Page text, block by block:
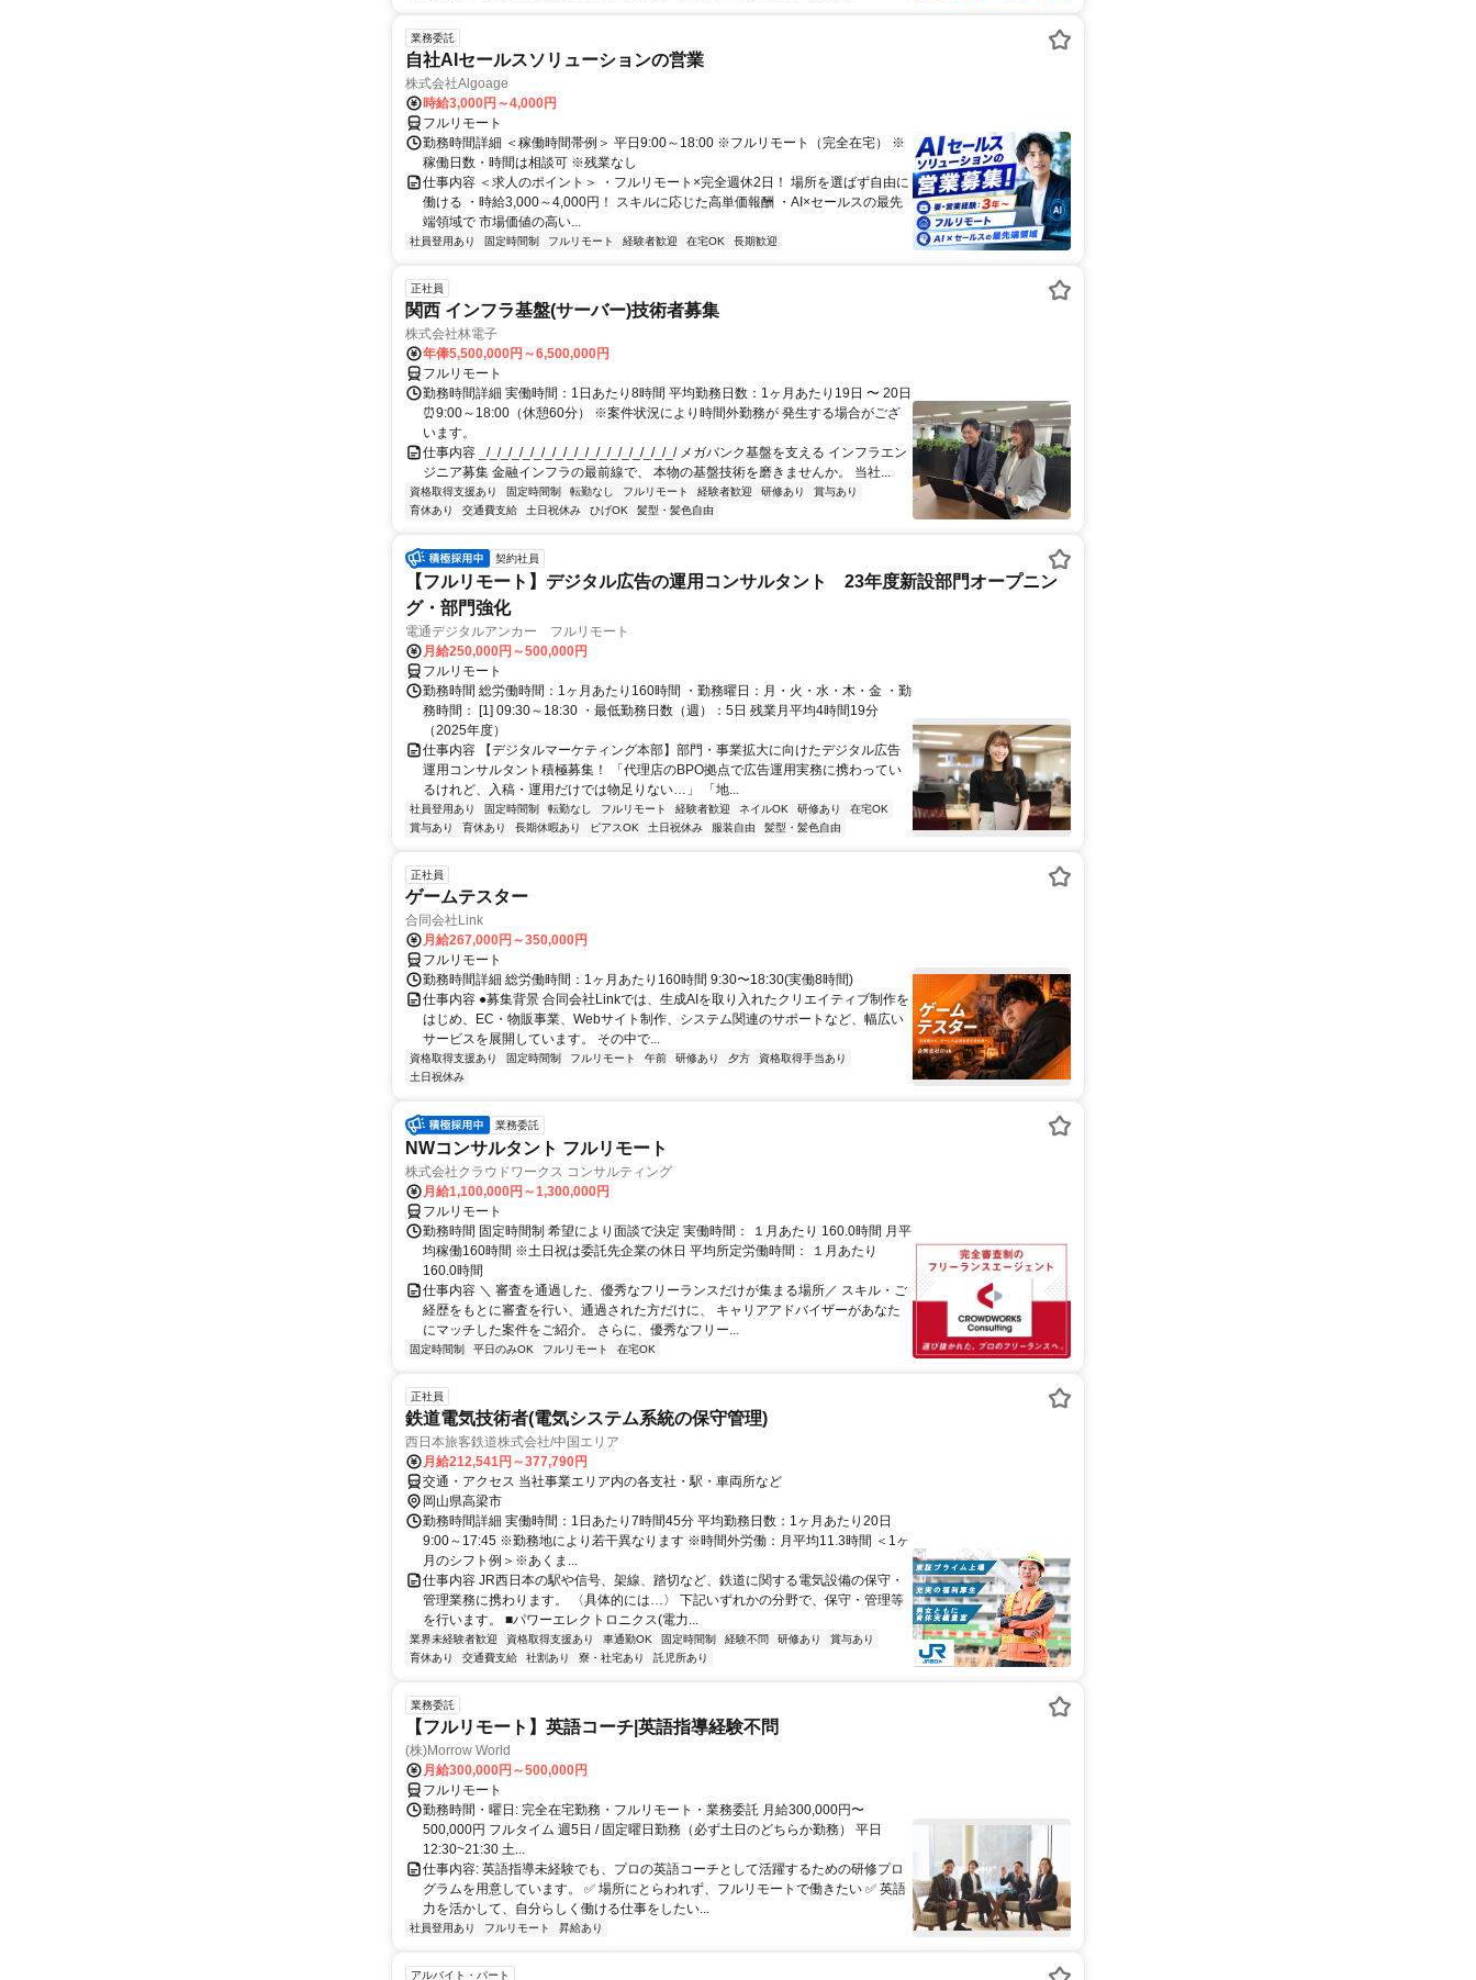
業務委託
自社AIセールスソリューションの営業
株式会社Algoage
時給3,000円～4,000円
フルリモート
勤務時間詳細 ＜稼働時間帯例＞ 平日9:00～18:00 ※フルリモート（完全在宅） ※
稼働日数・時間は相談可 ※残業なし
仕事内容 ＜求人のポイント＞ ・フルリモート×完全週休2日！ 場所を選ばず自由に
働ける ・時給3,000～4,000円！ スキルに応じた高単価報酬 ・AI×セールスの最先
端領域で 市場価値の高い...
社員登用あり 固定時間制 フルリモート 経験者歓迎 在宅OK 長期歓迎
正社員
関西 インフラ基盤(サーバー)技術者募集
株式会社林電子
年俸5,500,000円～6,500,000円
フルリモート
勤務時間詳細 実働時間：1日あたり8時間 平均勤務日数：1ヶ月あたり19日 〜 20日
⏰9:00～18:00（休憩60分） ※案件状況により時間外勤務が 発生する場合がござ
います。
仕事内容 _/_/_/_/_/_/_/_/_/_/_/_/_/_/_/_/_/_/ メガバンク基盤を支える インフラエン
ジニア募集 金融インフラの最前線で、 本物の基盤技術を磨きませんか。 当社...
資格取得支援あり 固定時間制 転勤なし フルリモート 経験者歓迎 研修あり
賞与あり
育休あり
交通費支給 土日祝休み ひげOK 髪型・髪色自由
契約社員
【フルリモート】デジタル広告の運用コンサルタント 23年度新設部門オープニン
グ・部門強化
電通デジタルアンカー フルリモート
月給250,000円～500,000円
フルリモート
勤務時間 総労働時間：1ヶ月あたり160時間 ・勤務曜日：月・火・水・木・金 ・勤
務時間： [1] 09:30～18:30 ・最低勤務日数（週）：5日 残業月平均4時間19分
（2025年度）
仕事内容 【デジタルマーケティング本部】部門・事業拡大に向けたデジタル広告
運用コンサルタント積極募集！ 「代理店のBPO拠点で広告運用実務に携わってい
るけれど、入稿・運用だけでは物足りない…」 「地...
社員登用あり 固定時間制 転勤なし フルリモート 経験者歓迎 ネイルOK 研修あり
在宅OK
賞与あり
育休あり 長期休暇あり ピアスOK 土日祝休み 服装自由 髪型・髪色自由
正社員
ゲームテスター
合同会社Link
月給267,000円～350,000円
フルリモート
勤務時間詳細 総労働時間：1ヶ月あたり160時間 9:30〜18:30(実働8時間)
仕事内容 ●募集背景 合同会社Linkでは、生成AIを取り入れたクリエイティブ制作を
はじめ、EC・物販事業、Webサイト制作、システム関連のサポートなど、幅広い
サービスを展開しています。 その中で...
資格取得支援あり 固定時間制 フルリモート 午前 研修あり 夕方
資格取得手当あり
土日祝休み
業務委託
NWコンサルタント フルリモート
株式会社クラウドワークス コンサルティング
月給1,100,000円～1,300,000円
フルリモート
勤務時間 固定時間制 希望により面談で決定 実働時間： １月あたり 160.0時間 月平
均稼働160時間 ※土日祝は委託先企業の休日 平均所定労働時間： １月あたり
160.0時間
仕事内容 ＼ 審査を通過した、優秀なフリーランスだけが集まる場所／ スキル・ご
経歴をもとに審査を行い、通過された方だけに、 キャリアアドバイザーがあなた
にマッチした案件をご紹介。 さらに、優秀なフリー...
固定時間制 平日のみOK フルリモート 在宅OK
正社員
鉄道電気技術者(電気システム系統の保守管理)
西日本旅客鉄道株式会社/中国エリア
月給212,541円～377,790円
交通・アクセス 当社事業エリア内の各支社・駅・車両所など
岡山県高梁市
勤務時間詳細 実働時間：1日あたり7時間45分 平均勤務日数：1ヶ月あたり20日
9:00～17:45 ※勤務地により若干異なります ※時間外労働：月平均11.3時間 ＜1ヶ
月のシフト例＞※あくま...
仕事内容 JR西日本の駅や信号、架線、踏切など、鉄道に関する電気設備の保守・
管理業務に携わります。 〈具体的には…〉 下記いずれかの分野で、保守・管理等
を行います。 ■パワーエレクトロニクス(電力...
業界未経験者歓迎 資格取得支援あり 車通勤OK 固定時間制 経験不問 研修あり
賞与あり
育休あり
交通費支給 社割あり 寮・社宅あり 託児所あり
業務委託
【フルリモート】英語コーチ|英語指導経験不問
(株)Morrow World
月給300,000円～500,000円
フルリモート
勤務時間・曜日: 完全在宅勤務・フルリモート・業務委託 月給300,000円〜
500,000円 フルタイム 週5日 / 固定曜日勤務（必ず土日のどちらか勤務） 平日
12:30~21:30 土...
仕事内容: 英語指導未経験でも、プロの英語コーチとして活躍するための研修プロ
グラムを用意しています。 ✅ 場所にとらわれず、フルリモートで働きたい ✅ 英語
力を活かして、自分らしく働ける仕事をしたい...
社員登用あり フルリモート 昇給あり
アルバイト・パート